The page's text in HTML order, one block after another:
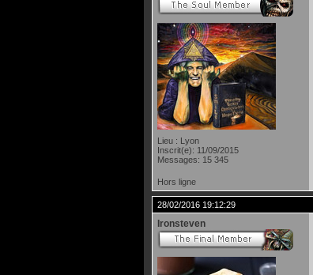
Lieu : Lyon
Inscrit(e): 11/09/2015
Messages: 15 345
Hors ligne
28/02/2016 19:12:29
Ironsteven